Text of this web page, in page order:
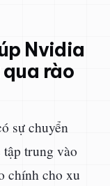
Nvidia
rào
sự chuyển
trung vào
chính cho xu